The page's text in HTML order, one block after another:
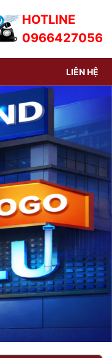
HOTLINE
0966427056
LIÊN HỆ